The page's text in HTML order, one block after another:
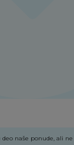
naše ponude, ali ne